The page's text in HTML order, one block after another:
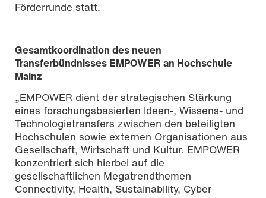
Förderrunde statt.
Gesamtkoordination des neuen
Transferbündnisses EMPOWER an Hochschule
Mainz
„EMPOWER dient der strategischen Stärkung
eines forschungsbasierten Ideen-, Wissens- und
Technologietransfers zwischen den beteiligten
Hochschulen sowie externen Organisationen aus
Gesellschaft, Wirtschaft und Kultur. EMPOWER
konzentriert sich hierbei auf die
gesellschaftlichen Megatrendthemen
Connectivity, Health, Sustainability, Cyber